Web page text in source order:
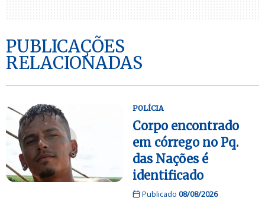
PUBLICAÇÕES
RELACIONADAS
POLÍCIA
Corpo encontrado
em córrego no Pq.
das Nações é
identificado
Publicado 08/08/2026